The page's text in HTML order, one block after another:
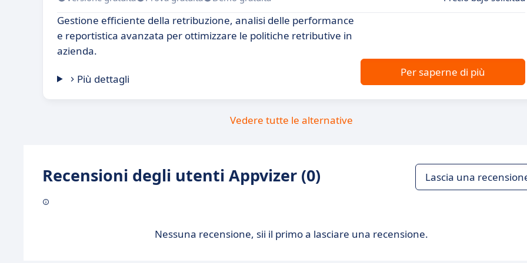
Gestione efficiente della retribuzione, analisi delle performance
e reportistica avanzata per ottimizzare le politiche retributive in
azienda.
Più dettagli
Per saperne di più
Vedere tutte le alternative
Recensioni degli utenti Appvizer (0) Lascia una
Nessuna recensione, sii il primo a lasciare una recensione.